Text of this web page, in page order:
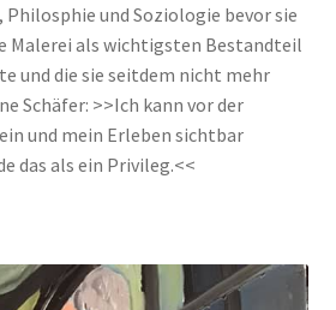
und Soziologie bevor sie
Malerei als wichtigsten Bestandteil
und die sie seitdem nicht mehr
Schäfer: >>Ich kann vor der
und mein Erleben sichtbar
das als ein Privileg.<<